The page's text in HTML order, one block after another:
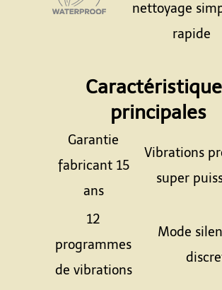
nettoyage
rapide
principales
Garantie
fabricant 15
ans
Vibrations
super
12
programmes
de vibrations
Mode